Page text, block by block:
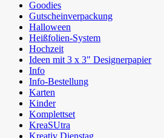
Goodies
Gutscheinverpackung
Halloween
Heißfolien-System
Hochzeit
Ideen mit 3 x 3" Designerpapier
Info
Info-Bestellung
Karten
Kinder
Komplettset
KreaSUtra
Kreativ Dienstag